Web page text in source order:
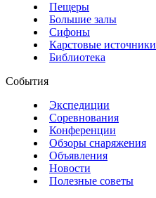
Пещеры
Большие залы
Сифоны
Карстовые источники
Библиотека
События
Экспедиции
Соревнования
Конференции
Обзоры снаряжения
Объявления
Новости
Полезные советы